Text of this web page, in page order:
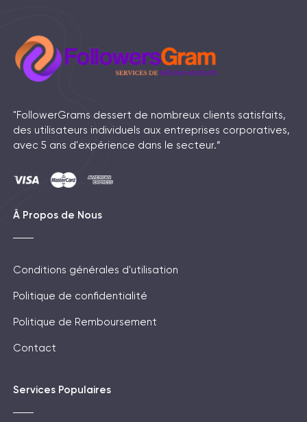
"FollowerGrams dessert de nombreux clients satisfaits,
des utilisateurs individuels aux entreprises corporatives,
avec 5 ans d'expérience dans le secteur.”
Â Propos de Nous
Conditions générales d'utilisation
Politique de confidentialité
Politique de Remboursement
Contact
Services Populaires